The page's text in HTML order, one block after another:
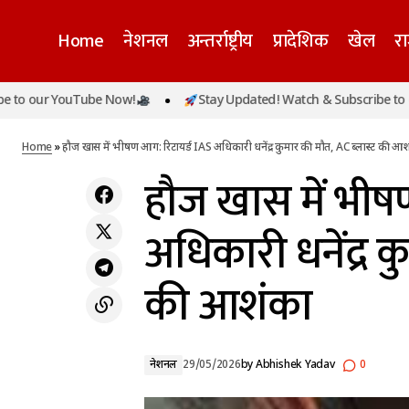
Home नेशनल अन्तर्राष्ट्रीय प्रादेशिक खेल
हमीरपुर में बड़ा हादसा: निर्माणाधीन पुल गिरने से 6
हौज
Now! Stay Updated! Watch & Subscribe to our
Home»हौज खास में भीषण आग: रिटायर्ड IAS अधिकारी धनेंद्र कुमार की मौत, AC ब्लास्ट की
हौज खास में
अधिकारी धनेंद्र
की आशंका
नेशनल 29/05/2026byAbhishek Yadav 0